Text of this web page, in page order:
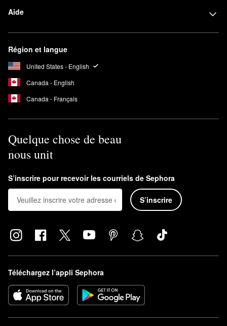
Aide
Région et langue
United States - English
Canada - English
Canada - Français
Quelque chose de beau
nous unit
S’inscrire pour recevoir les courriels de Sephora
S’inscrire
Téléchargez l’appli Sephora